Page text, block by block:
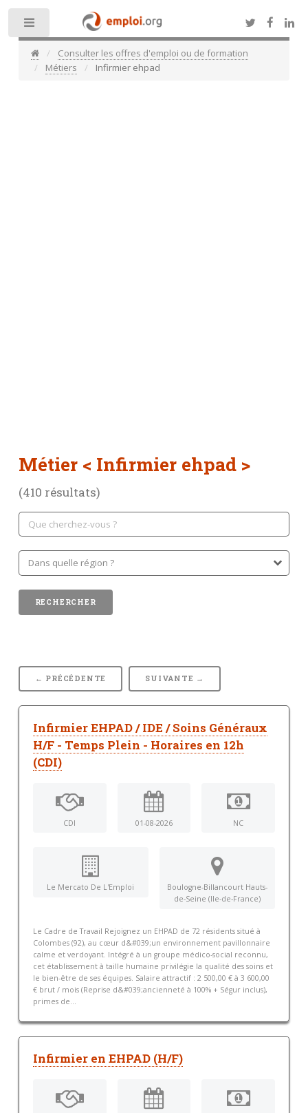
Consulter les offres d'emploi ou de formation
Métiers
Infirmier ehpad
Métier < Infirmier ehpad >
(410 résultats)
← PRÉCÉDENTE SUIVANTE →
Infirmier EHPAD / IDE / Soins Généraux
H/F - Temps Plein - Horaires en 12h
(CDI)
CDI 01-08-2026 NC
Le Mercato De L'Emploi
Boulogne-Billancourt Hauts-
de-Seine (Ile-de-France)
Le Cadre de Travail Rejoignez un EHPAD de 72 résidents situé à
Colombes (92), au cœur d&#039;un environnement pavillonnaire
calme et verdoyant. Intégré à un groupe médico-social reconnu,
cet établissement à taille humaine privilégie la qualité des soins et
le bien-être de ses équipes. Salaire attractif : 2 500,00 € à 3 600,00
€ brut / mois (Reprise d&#039;ancienneté à 100% + Ségur inclus),
primes de...
Infirmier en EHPAD (H/F)
Toggle